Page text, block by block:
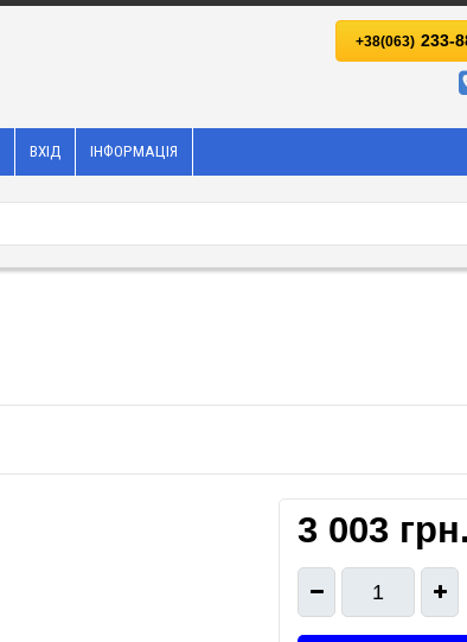
+38(063) 233-
ВХІД ІНФОРМАЦІЯ
3 003 грн.
1